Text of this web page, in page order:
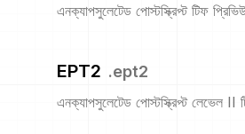
এনক্যাপসুলেটেড পোস্টস্ক্রিপ্ট টিফ
EPT2 .ept2
এনক্যাপসুলেটেড পোস্টস্ক্রিপ্ট লেভেল II